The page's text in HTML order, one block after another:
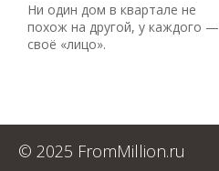
Ни один дом в квартале не
похож на другой, у каждого —
своё «лицо».
© 2025 FromMillion.ru